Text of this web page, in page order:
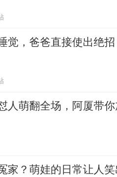
觉，爸爸直接使出绝
人萌翻全场，阿厦带
家？萌娃的日常让人